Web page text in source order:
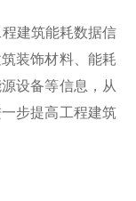
建筑能耗数据信
装饰材料、能耗
设备等信息，从
步提高工程建筑